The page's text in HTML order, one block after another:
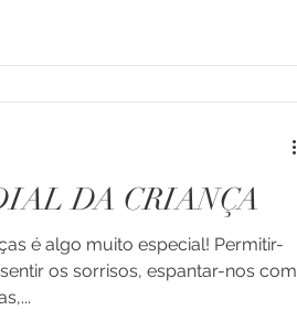
Crianças e Jovens
DA CRIANÇA
é algo muito especial! Permitir-
os sorrisos, espantar-nos com